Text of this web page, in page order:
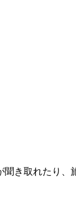
き取れたり